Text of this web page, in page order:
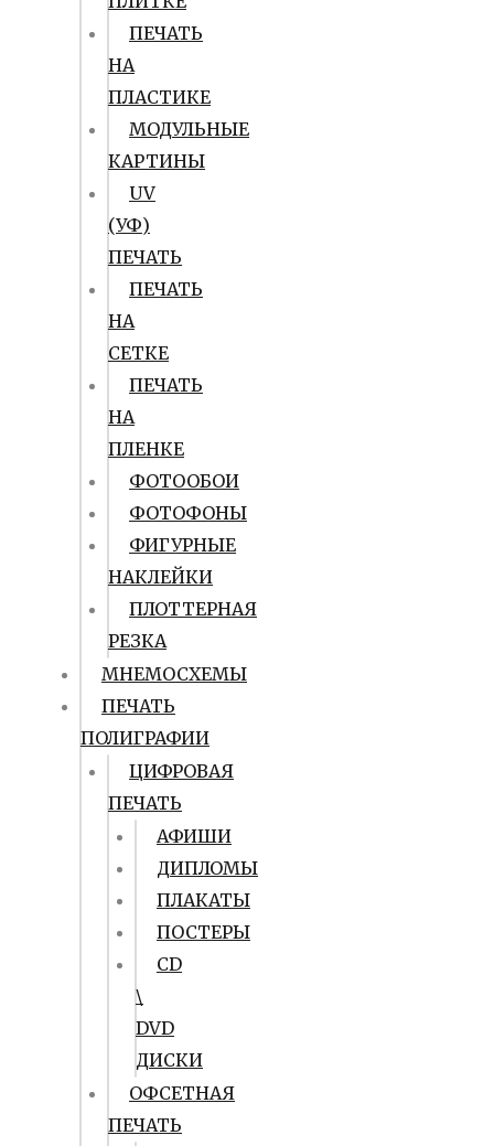
ПЕЧАТЬ
НА
ПЛАСТИКЕ
МОДУЛЬНЫЕ
КАРТИНЫ
UV
(УФ)
ПЕЧАТЬ
ПЕЧАТЬ
НА
СЕТКЕ
ПЕЧАТЬ
НА
ПЛЕНКЕ
ФОТООБОИ
ФОТОФОНЫ
ФИГУРНЫЕ
НАКЛЕЙКИ
ПЛОТТЕРНАЯ
РЕЗКА
МНЕМОСХЕМЫ
ПЕЧАТЬ
ПОЛИГРАФИИ
ЦИФРОВАЯ
ПЕЧАТЬ
АФИШИ
ДИПЛОМЫ
ПЛАКАТЫ
ПОСТЕРЫ
CD
\
DVD
ДИСКИ
ОФСЕТНАЯ
ПЕЧАТЬ